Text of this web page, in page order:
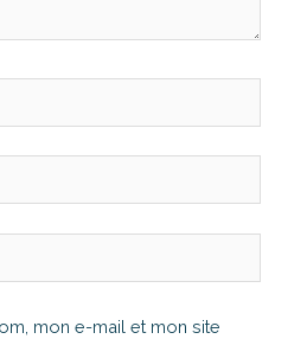
mon e-mail et mon site